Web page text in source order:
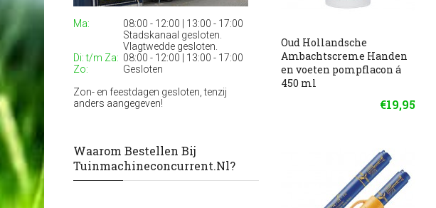
Ma:
08:00 - 12:00 | 13:00 - 17:00
Stadskanaal gesloten.
Vlagtwedde gesloten.
Di: t/m Za: 08:00 - 12:00 | 13:00 - 17:00
Zo:
Gesloten
Zon- en feestdagen gesloten, tenzij
anders aangegeven!
Waarom Bestellen Bij
Tuinmachineconcurrent.nl?
Oud Hollandsche
Ambachtscreme Handen
en voeten pompflacon á
450 ml
€19,95